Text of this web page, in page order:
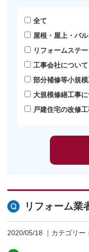
全て
屋根・屋上・バ
リフォームステ
工事会社について
部分補修等小規
大規模修繕工事
戸建住宅の改修
リフォーム業
2020/05/18 ｜カテゴリー